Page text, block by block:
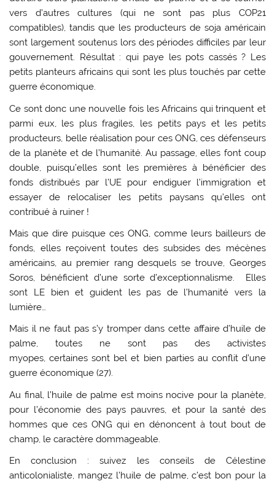
vers d’autres cultures (qui ne sont pas plus COP21
compatibles), tandis que les producteurs de soja américain
sont largement soutenus lors des périodes difficiles par leur
gouvernement. Résultat : qui paye les pots cassés ? Les
petits planteurs africains qui sont les plus touchés par cette
guerre économique.
Ce sont donc une nouvelle fois les Africains qui trinquent et
parmi eux, les plus fragiles, les petits pays et les petits
producteurs, belle réalisation pour ces ONG, ces défenseurs
de la planète et de l’humanité. Au passage, elles font coup
double, puisqu’elles sont les premières à bénéficier des
fonds distribués par l’UE pour endiguer l’immigration et
essayer de relocaliser les petits paysans qu’elles ont
contribué à ruiner !
Mais que dire puisque ces ONG, comme leurs bailleurs de
fonds, elles reçoivent toutes des subsides des mécènes
américains, au premier rang desquels se trouve, Georges
Soros, bénéficient d’une sorte d’exceptionnalisme. Elles
sont LE bien et guident les pas de l’humanité vers la
lumière…
Mais il ne faut pas s’y tromper dans cette affaire d’huile de
palme, toutes ne sont pas des activistes
myopes, certaines sont bel et bien parties au conflit d’une
guerre économique (27).
Au final, l’huile de palme est moins nocive pour la planète,
pour l’économie des pays pauvres, et pour la santé des
hommes que ces ONG qui en dénoncent à tout bout de
champ, le caractère dommageable.
En conclusion : suivez les conseils de Célestine
anticolonialiste, mangez l’huile de palme, c’est bon pour la